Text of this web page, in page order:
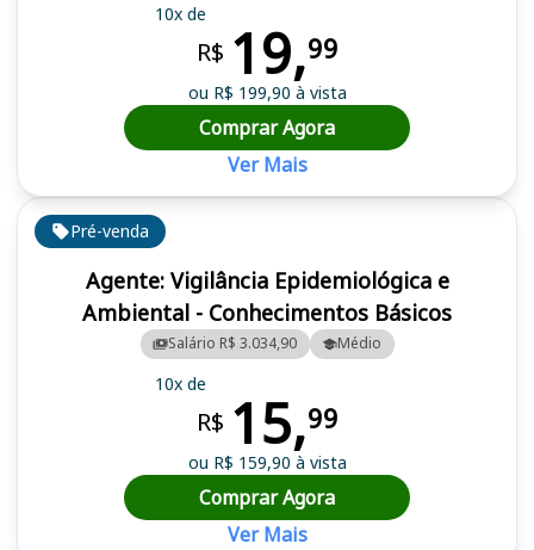
Pré-venda
Agente: Vigilância Epidemiológica e
Ambiental - Conhecimentos Básicos
Salário R$ 3.034,90 Médio
10x de
R$ 15,99
ou R$ 159,90 à vista
Comprar Agora
Ver Mais
10x de
R$ 19,99
ou R$ 199,90 à vista
Comprar Agora
Ver Mais